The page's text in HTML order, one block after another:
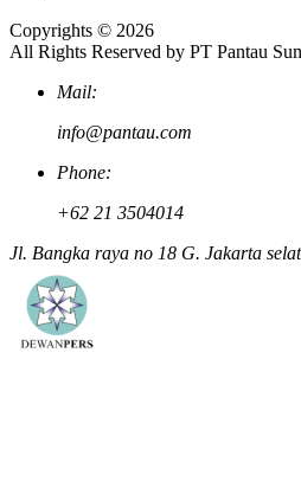
Copyrights © 2026
All Rights Reserved by PT Pantau
Mail:
info@pantau.com
Phone:
+62 21 3504014
Jl. Bangka raya no 18 G. Jakarta